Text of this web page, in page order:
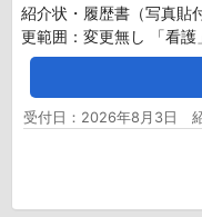
紹介状・履歴書（写真貼
更範囲：変更無し 「看護」
受付日：2026年8月3日